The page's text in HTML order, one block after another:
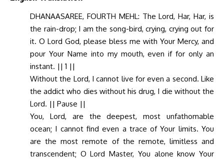
DHANAASAREE, FOURTH MEHL: The Lord, Har, Har, is
the rain-drop; I am the song-bird, crying, crying out for
it. O Lord God, please bless me with Your Mercy, and
pour Your Name into my mouth, even if for only an
instant. || 1 ||
Without the Lord, I cannot live for even a second. Like
the addict who dies without his drug, I die without the
Lord. || Pause ||
You, Lord, are the deepest, most unfathomable
ocean; I cannot find even a trace of Your limits. You
are the most remote of the remote, limitless and
transcendent; O Lord Master, You alone know Your